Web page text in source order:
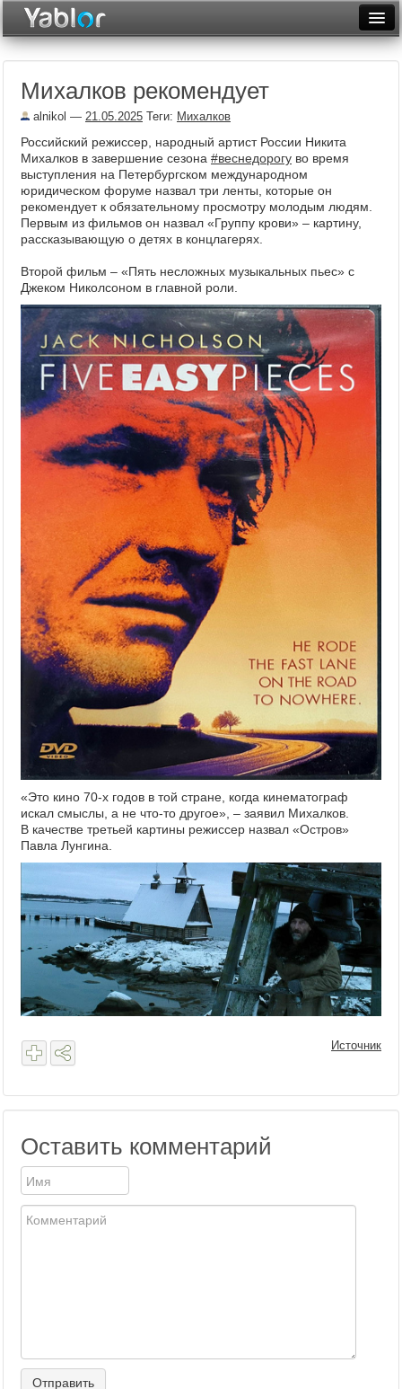
Неделя
Месяц
Рейтинги
Архив
Фототоп
Видеотоп
Михалков рекомендует
alnikol — 21.05.2025 Теги: Михалков
Российский режиссер, народный артист России Никита
Михалков в завершение сезона #веснедорогу во время
выступления на Петербургском международном
юридическом форуме назвал три ленты, которые он
рекомендует к обязательному просмотру молодым людям.
Первым из фильмов он назвал «Группу крови» – картину,
рассказывающую о детях в концлагерях.
Второй фильм – «Пять несложных музыкальных пьес» с
Джеком Николсоном в главной роли.
«Это кино 70-х годов в той стране, когда кинематограф
искал смыслы, а не что-то другое», – заявил Михалков.
В качестве третьей картины режиссер назвал «Остров»
Павла Лунгина.
Источник
Оставить комментарий